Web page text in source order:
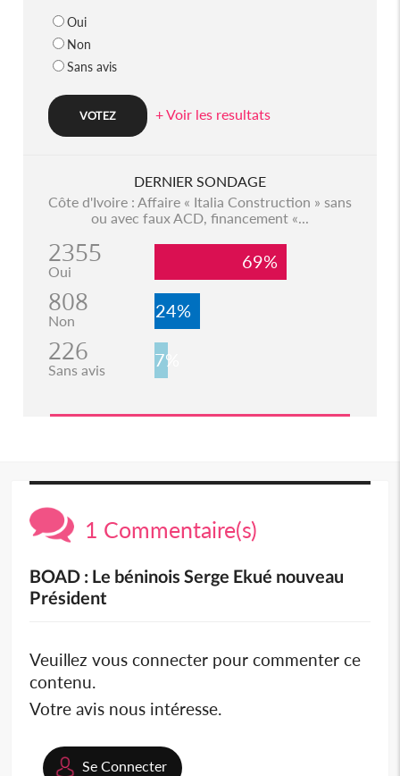
Oui
Non
Sans avis
+ Voir les resultats
DERNIER SONDAGE
Côte d'Ivoire : Affaire « Italia Construction » sans
ou avec faux ACD, financement «...
2355
Oui 69%
808
Non 24%
226
Sans avis 7%
1 Commentaire(s)
BOAD : Le béninois Serge Ekué nouveau
Président
Veuillez vous connecter pour commenter ce
contenu.
Votre avis nous intéresse.
Se Connecter